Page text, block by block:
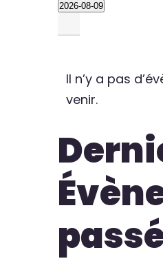
2026-08-09
de
Il n’y a pas
venir.